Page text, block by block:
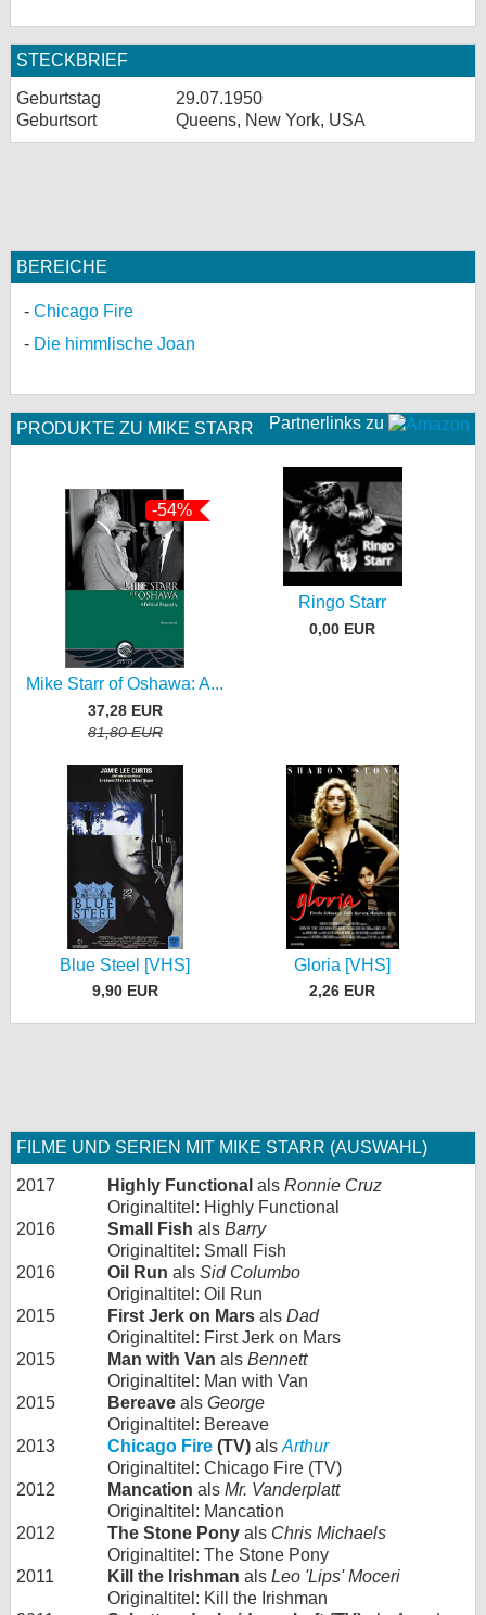
STECKBRIEF
Geburtstag
29.07.1950
Geburtsort
Queens, New York, USA
BEREICHE
Chicago Fire
Die himmlische Joan
Partnerlinks zu
PRODUKTE ZU MIKE STARR
-54%
Mike Starr of Oshawa: A...
37,28 EUR
81,80 EUR
Ringo Starr
0,00 EUR
Blue Steel [VHS]
9,90 EUR
Gloria [VHS]
2,26 EUR
FILME UND SERIEN MIT MIKE STARR (AUSWAHL)
2017 Highly Functional als Ronnie Cruz
Originaltitel: Highly Functional
2016
Small Fish als Barry
Originaltitel: Small Fish
2016
Oil Run als Sid Columbo
Originaltitel: Oil Run
2015
First Jerk on Mars als Dad
Originaltitel: First Jerk on Mars
2015
Man with Van als Bennett
Originaltitel: Man with Van
2015
Bereave als George
Originaltitel: Bereave
2013
Chicago Fire (TV) als Arthur
Originaltitel: Chicago Fire (TV)
2012
Mancation als Mr. Vanderplatt
Originaltitel: Mancation
2012
The Stone Pony als Chris Michaels
Originaltitel: The Stone Pony
2011
Kill the Irishman als Leo 'Lips' Moceri
Originaltitel: Kill the Irishman
Desktop-Ansicht